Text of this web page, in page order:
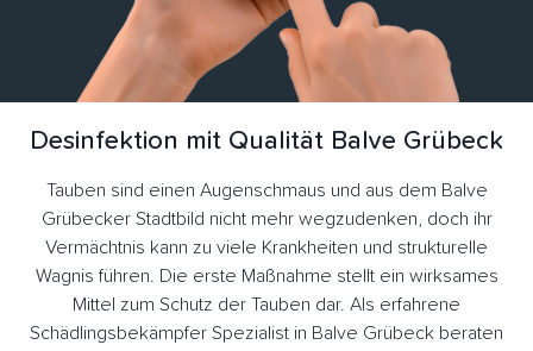
Desinfektion mit Qualität Balve Grübeck
Tauben sind einen Augenschmaus und aus dem Balve
Grübecker Stadtbild nicht mehr wegzudenken, doch ihr
Vermächtnis kann zu viele Krankheiten und strukturelle
Wagnis führen. Die erste Maßnahme stellt ein wirksames
Mittel zum Schutz der Tauben dar. Als erfahrene
Schädlingsbekämpfer Spezialist in Balve Grübeck beraten